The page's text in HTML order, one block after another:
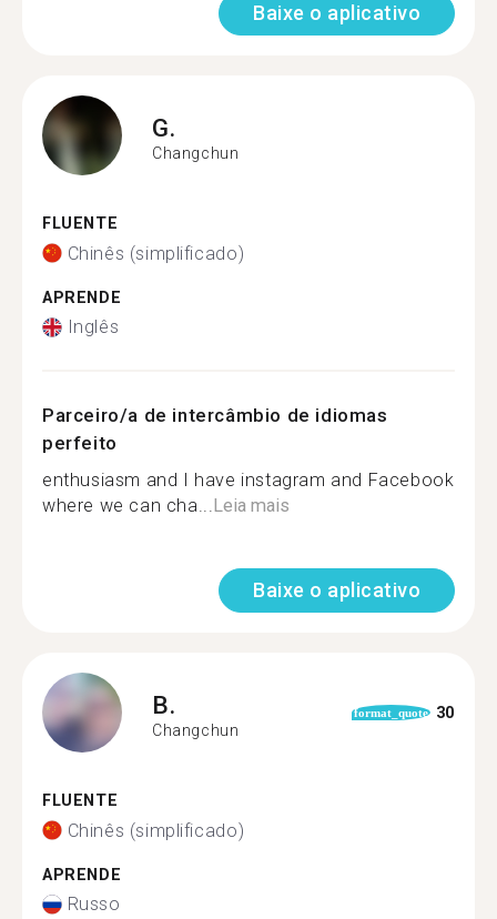
Baixe o aplicativo
G.
Changchun
FLUENTE
Chinês (simplificado)
APRENDE
Inglês
Parceiro/a de intercâmbio de idiomas
perfeito
enthusiasm and I have instagram and Facebook
where we can cha...Leia mais
Baixe o aplicativo
B.
Changchun
format_quote 30
FLUENTE
Chinês (simplificado)
APRENDE
Russo